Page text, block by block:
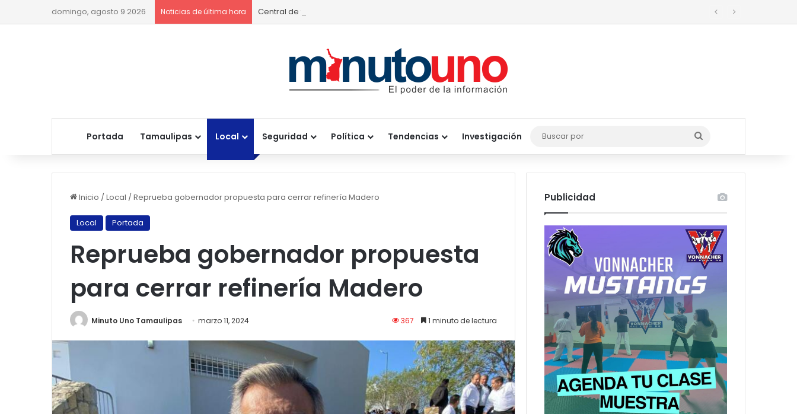
domingo, agosto 9 2026 Noticias de última hora Central de transferencia de residuos sólidos mejorará recolección de basura en Ciudad Madero
Portada Tamaulipas Local Seguridad Política Tendencias Investigación
Buscar
por
Inicio /Local /Reprueba gobernador propuesta para cerrar refinería Madero
Local Portada
Reprueba gobernador propuesta
para cerrar refinería Madero
Minuto Uno Tamaulipas marzo 11, 2024 367 1 minuto de lectura
Publicidad